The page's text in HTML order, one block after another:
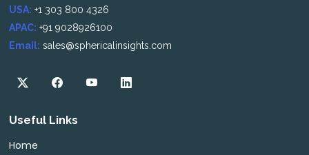
USA: +1 303 800 4326
APAC: +91 9028926100
Email: sales@sphericalinsights.com
Useful Links
Home